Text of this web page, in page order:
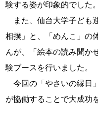
験する姿が印象的でした。
また、仙台大学子ども
相撲」と、「めんこ」の
んが、「絵本の読み聞か
験ブースを行いました。
今回の「やさいの縁日
が協働することで大成功